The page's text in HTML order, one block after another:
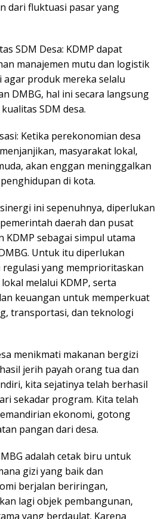
dari fluktuasi pasar yang
SDM Desa: KDMP dapat
manajemen mutu dan logistik
produk mereka selalu
DMBG, hal ini secara langsung
SDM desa.
Ketika perekonomian desa
masyarakat lokal,
akan enggan meninggalkan
di kota.
ini sepenuhnya, diperlukan
daerah dan pusat
KDMP sebagai simpul utama
Untuk itu diperlukan
yang memprioritaskan
melalui KDMP, serta
keuangan untuk memperkuat
transportasi, dan teknologi
menikmati makanan bergizi
jerih payah orang tua dan
kita sejatinya telah berhasil
sekadar program. Kita telah
ekonomi, gotong
pangan dari desa.
adalah cetak biru untuk
gizi yang baik dan
berjalan beriringan,
lagi objek pembangunan,
yang berdaulat. Karena